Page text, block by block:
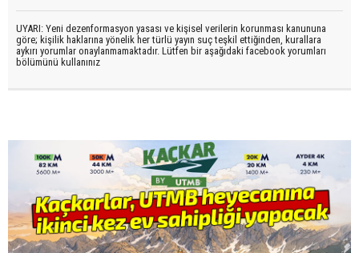
UYARI: Yeni dezenformasyon yasası ve kişisel verilerin korunması kanununa
göre; kişilik haklarına yönelik her türlü yayın suç teşkil ettiğinden, kurallara
aykırı yorumlar onaylanmamaktadır. Lütfen bir aşağıdaki facebook yorumları
bölümünü kullanınız